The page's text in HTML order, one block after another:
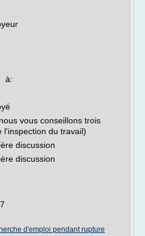
vous conseillons trois
l'inspection du travail)
discussion
discussion
d'emploi pendant rupture